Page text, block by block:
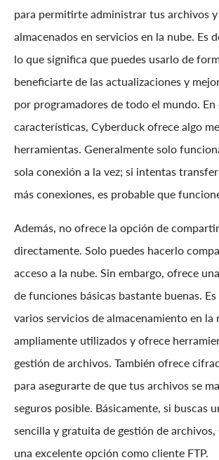
para permitirte administrar tus archivos
almacenados en servicios en la nube. Es
lo que significa que puedes usarlo de
beneficiarte de las actualizaciones y
por programadores de todo el mundo. En
características, Cyberduck ofrece algo
herramientas. Generalmente solo
sola conexión a la vez; si intentas
más conexiones, es probable que
Además, no ofrece la opción de
directamente. Solo puedes hacerlo
acceso a la nube. Sin embargo, ofrece
de funciones básicas bastante buenas.
varios servicios de almacenamiento en la
ampliamente utilizados y ofrece
gestión de archivos. También ofrece
para asegurarte de que tus archivos se
seguros posible. Básicamente, si buscas
sencilla y gratuita de gestión de archivos,
una excelente opción como cliente FTP.